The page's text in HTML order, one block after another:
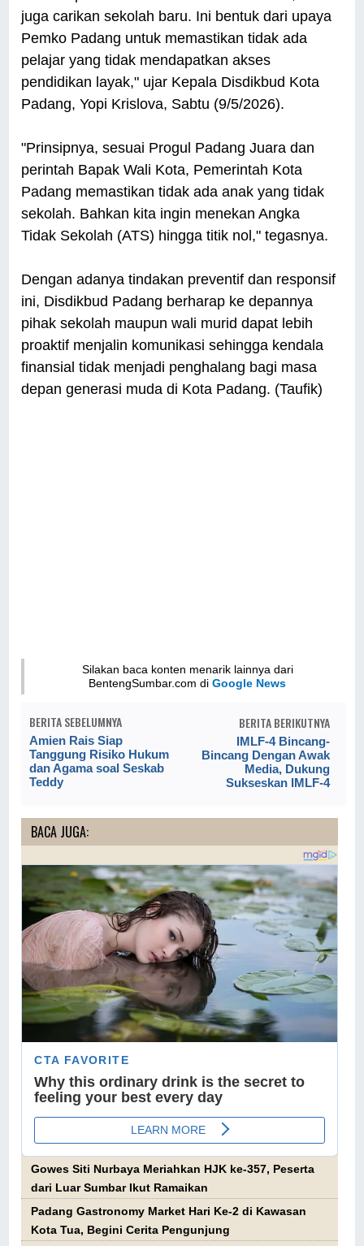
juga carikan sekolah baru. Ini bentuk dari upaya
Pemko Padang untuk memastikan tidak ada
pelajar yang tidak mendapatkan akses
pendidikan layak," ujar Kepala Disdikbud Kota
Padang, Yopi Krislova, Sabtu (9/5/2026).
"Prinsipnya, sesuai Progul Padang Juara dan
perintah Bapak Wali Kota, Pemerintah Kota
Padang memastikan tidak ada anak yang tidak
sekolah. Bahkan kita ingin menekan Angka
Tidak Sekolah (ATS) hingga titik nol," tegasnya.
Dengan adanya tindakan preventif dan responsif
ini, Disdikbud Padang berharap ke depannya
pihak sekolah maupun wali murid dapat lebih
proaktif menjalin komunikasi sehingga kendala
finansial tidak menjadi penghalang bagi masa
depan generasi muda di Kota Padang. (Taufik)
Silakan baca konten menarik lainnya dari
BentengSumbar.com diGoogle News
BERITA SEBELUMNYA
Amien Rais Siap
Tanggung Risiko Hukum
dan Agama soal Seskab
Teddy
BERITA BERIKUTNYA
IMLF-4 Bincang-
Bincang Dengan Awak
Media, Dukung
Sukseskan IMLF-4
BACA JUGA:
Gowes Siti Nurbaya Meriahkan HJK ke-357, Peserta
dari Luar Sumbar Ikut Ramaikan
Padang Gastronomy Market Hari Ke-2 di Kawasan
Kota Tua, Begini Cerita Pengunjung